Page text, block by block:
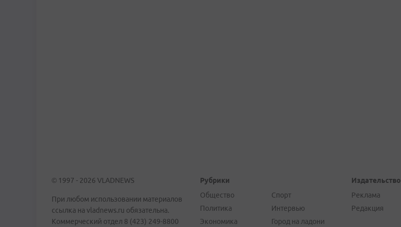
© 1997 - 2026 VLADNEWS
При любом использовании материалов
ссылка на vladnews.ru обязательна.
Коммерческий отдел 8 (423) 249-8800
Рубрики
Общество
Политика
Экономика
Спорт
Интервью
Город на ладони
Издательство
Реклама
Редакция